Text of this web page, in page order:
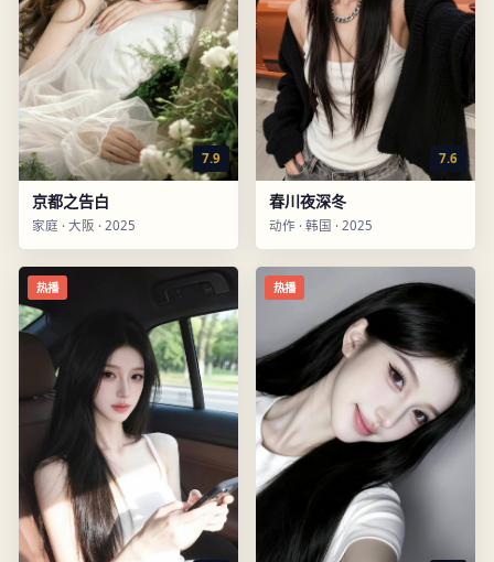
7.9
京都之告白
家庭 · 大阪 · 2025
7.6
春川夜深冬
动作 · 韩国 · 2025
热播 热播